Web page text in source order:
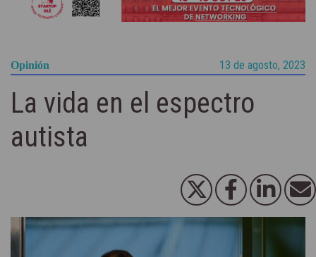
Opinión 13 de agosto, 2023
La vida en el espectro
autista